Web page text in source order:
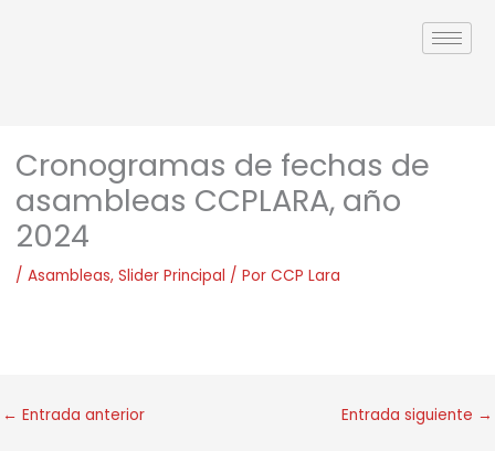
Cronogramas de fechas de
asambleas CCPLARA, año
2024
/ Asambleas, Slider Principal / Por CCP Lara
← Entrada anterior Entrada siguiente →